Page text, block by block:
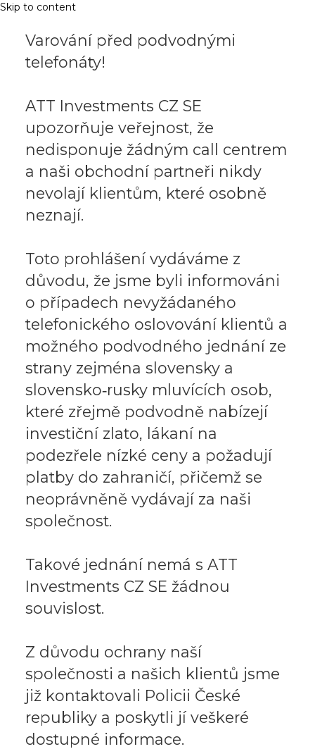
Skip to content
Varování před podvodnými
telefonáty!
ATT Investments CZ SE
upozorňuje veřejnost, že
nedisponuje žádným call centrem
a naši obchodní partneři nikdy
nevolají klientům, které osobně
neznají.
Toto prohlášení vydáváme z
důvodu, že jsme byli informováni
o případech nevyžádaného
telefonického oslovování klientů a
možného podvodného jednání ze
strany zejména slovensky a
slovensko‑rusky mluvících osob,
které zřejmě podvodně nabízejí
investiční zlato, lákaní na
podezřele nízké ceny a požadují
platby do zahraničí, přičemž se
neoprávněně vydávají za naši
společnost.
Takové jednání nemá s ATT
Investments CZ SE žádnou
souvislost.
Z důvodu ochrany naší
společnosti a našich klientů jsme
již kontaktovali Policii České
republiky a poskytli jí veškeré
dostupné informace.